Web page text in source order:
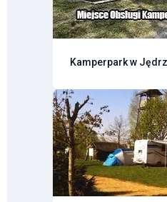
Kamperpark w